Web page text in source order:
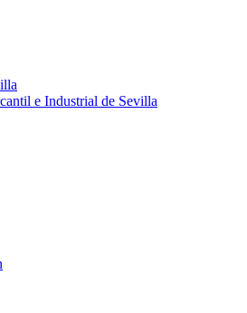
e Industrial de Sevilla